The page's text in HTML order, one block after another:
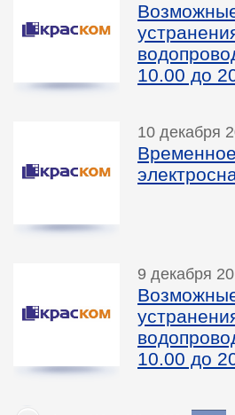
10.00 до
10 декабря
9 декабря
10.00 до